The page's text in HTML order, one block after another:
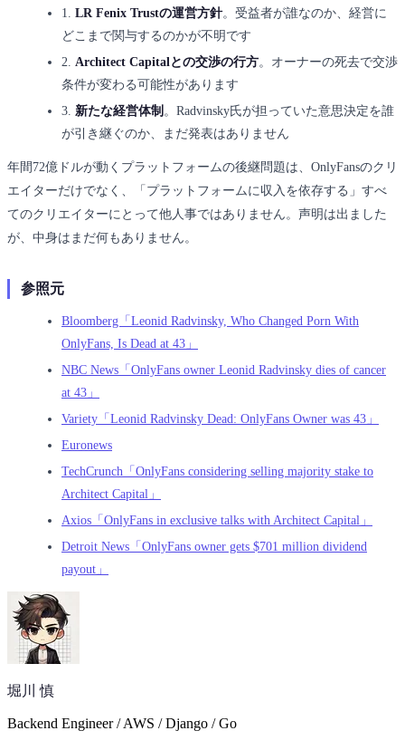
1. LR Fenix Trustの運営方針。受益者が誰なのか、経営に
どこまで関与するのかが不明です
2.
Architect Capitalとの交渉の行方。オーナーの死去で交渉
条件が変わる可能性があります
3. 新たな経営体制 。Radvinsky氏が担っていた意思決定を誰
が引き継ぐのか、まだ発表はありません
年間72億ドルが動くプラットフォームの後継問題は、OnlyFansのクリ
エイターだけでなく、「プラットフォームに収入を依存する」すべ
てのクリエイターにとって他人事ではありません。声明は出ました
が、中身はまだ何もありません。
参照元
Bloomberg「Leonid Radvinsky, Who Changed Porn With
OnlyFans, Is Dead at 43」
NBC News「OnlyFans owner Leonid Radvinsky dies of cancer
at 43」
Variety「Leonid Radvinsky Dead: OnlyFans Owner was 43」
Euronews
TechCrunch「OnlyFans considering selling majority stake to
Architect Capital」
Axios「OnlyFans in exclusive talks with Architect Capital」
Detroit News「OnlyFans owner gets $701 million dividend
payout」
堀川 慎
Backend Engineer / AWS / Django / Go